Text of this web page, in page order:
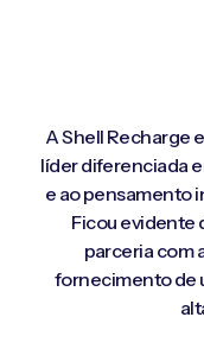
A Shell Recharge
líder diferenciada
e ao pensamento
Ficou evidente
parceria com
fornecimento de